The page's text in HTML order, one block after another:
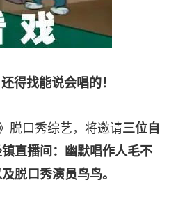
得找能说会唱的！
口秀综艺，将邀请三位自
直播间：幽默唱作人毛不
脱口秀演员鸟鸟。